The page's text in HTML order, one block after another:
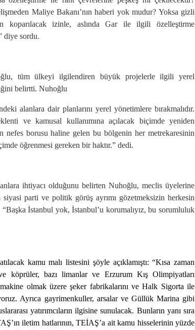
Maliye Bakanı’nın haberi yok mudur? Yoksa gizli
koparılacak izinle, aslında Gar ile ilgili özelleştirme
diye sordu.
tüm ülkeyi ilgilendiren büyük projelerle ilgili yerel
belirtti. Nuhoğlu
alanlara dair planlarını yerel yönetimlere bırakmalıdır.
ve kamusal kullanımına açılacak biçimde yeniden
borusu haline gelen bu bölgenin her metrekaresinin
öğrenmesi gereken bir haktır.” dedi.
ihtiyacı olduğunu belirten Nuhoğlu, meclis üyelerine
parti ve politik görüş ayrımı gözetmeksizin herkesin
İstanbul yok, İstanbul’u korumalıyız, bu sorumluluk
kamu malı listesini şöyle açıklamıştı: “Kısa zaman
köprüler, bazı limanlar ve Erzurum Kış Olimpiyatları
olmak üzere şeker fabrikalarını ve Halk Sigorta ile
Ayrıca gayrimenkuller, arsalar ve Güllük Marina gibi
yatırımcıların ilgisine sunulacak. Bunların yanı sıra
iletim hatlarının, TEİAŞ’a ait kamu hisselerinin yüzde